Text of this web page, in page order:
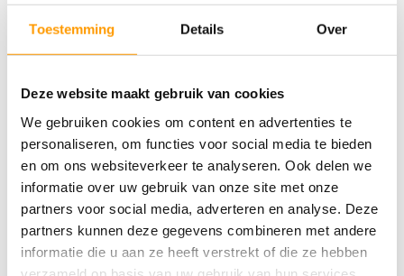
Toestemming Details Over
Deze website maakt gebruik van cookies
We gebruiken cookies om content en advertenties te
personaliseren, om functies voor social media te bieden
en om ons websiteverkeer te analyseren. Ook delen we
informatie over uw gebruik van onze site met onze
partners voor social media, adverteren en analyse. Deze
partners kunnen deze gegevens combineren met andere
informatie die u aan ze heeft verstrekt of die ze hebben
TECHNOTAPE
Washi Gold - 48mm x
50m
€5,34
TECHNOTAPE
Washi Lowtack -
38mm x 50m
€7,42